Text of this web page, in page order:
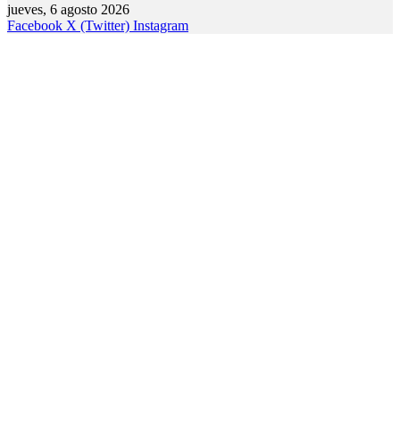
jueves, 6 agosto 2026
Facebook X (Twitter) Instagram